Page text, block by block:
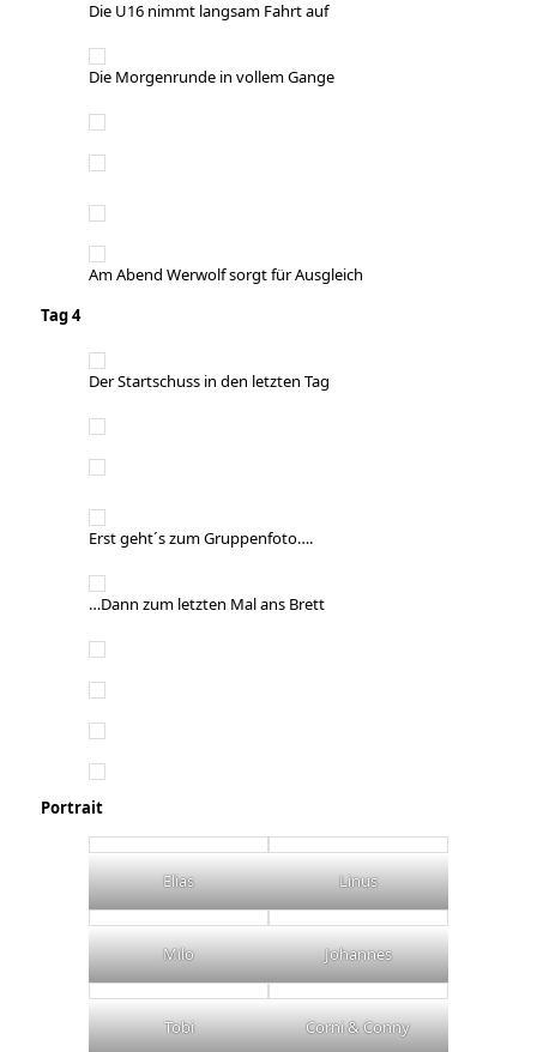
Die U16 nimmt langsam Fahrt auf
Die Morgenrunde in vollem Gange
Am Abend Werwolf sorgt für Ausgleich
Tag 4
Der Startschuss in den letzten Tag
Erst geht´s zum Gruppenfoto….
…Dann zum letzten Mal ans Brett
Portrait
Elias Linus
Milo Johannes
Tobi Corni & Conny